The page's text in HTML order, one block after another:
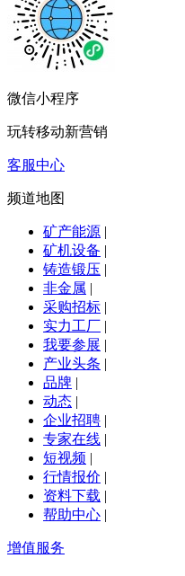
微信小程序
玩转移动新营销
客服中心
频道地图
矿产能源 |
矿机设备 |
铸造锻压 |
非金属 |
采购招标 |
实力工厂 |
我要参展 |
产业头条 |
品牌 |
动态 |
企业招聘 |
专家在线 |
短视频 |
行情报价 |
资料下载 |
帮助中心 |
增值服务